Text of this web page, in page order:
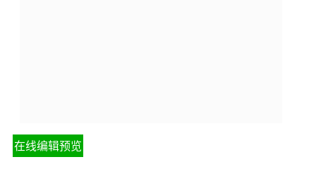
在线编辑预览